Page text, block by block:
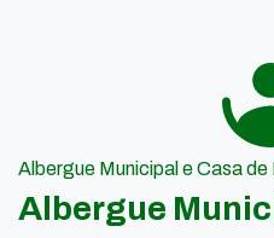
Albergue Municipal e Casa
Albergue